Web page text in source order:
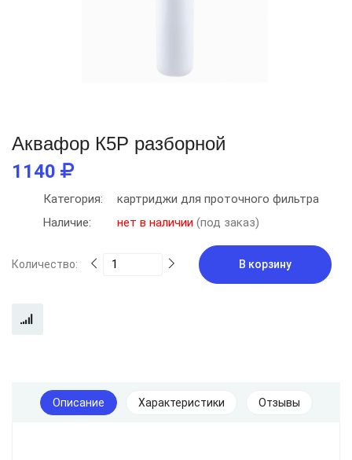
Аквафор К5Р разборной
1140
Категория:
картриджи для проточного фильтра
Наличие:
нет в наличии (под заказ)
Количество: В корзину
Описание Характеристики Отзывы